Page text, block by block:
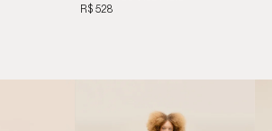
R$ 528